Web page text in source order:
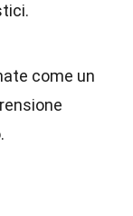
come un